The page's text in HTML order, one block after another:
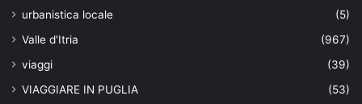
urbanistica locale
(5)
Valle d'Itria
(967)
viaggi
(39)
VIAGGIARE IN PUGLIA
(53)